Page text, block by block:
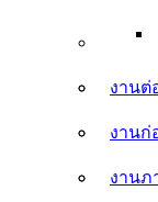
งานต่
งานก่
งานภ
งาน
งานก่
งานภ
อื่นๆ